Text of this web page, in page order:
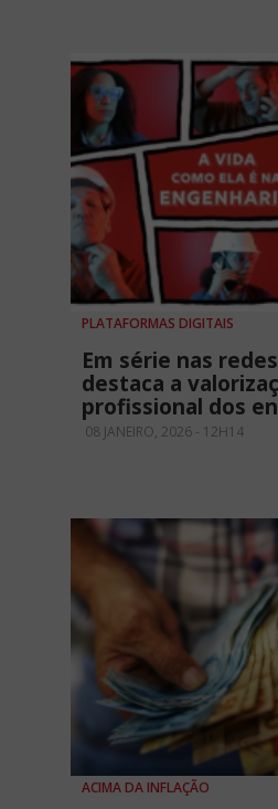
PLATAFORMAS DIGITAIS
Em série nas
destaca a
profissional dos
08 JANEIRO, 2026 - 12H14
ACIMA DA INFLAÇÃO